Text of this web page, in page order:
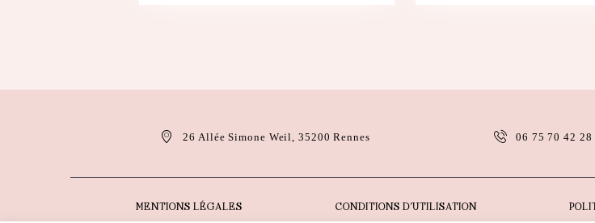
26 Allée Simone Weil, 35200 Rennes 06 75 70 42 28
MENTIONS LÉGALES CONDITIONS D’UTILISATION